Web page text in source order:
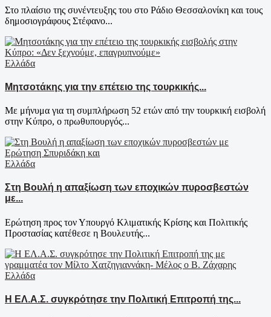
Στο πλαίσιο της συνέντευξης του στο Ράδιο Θεσσαλονίκη και τους
δημοσιογράφους Στέφανο...
Ελλάδα
Μητσοτάκης για την επέτειο της τουρκικής...
Με μήνυμα για τη συμπλήρωση 52 ετών από την τουρκική εισβολή
στην Κύπρο, ο πρωθυπουργός...
Ελλάδα
Στη Βουλή η απαξίωση των εποχικών πυροσβεστών
με...
Ερώτηση προς τον Υπουργό Κλιματικής Κρίσης και Πολιτικής
Προστασίας κατέθεσε η Βουλευτής...
Ελλάδα
Η ΕΛ.Α.Σ. συγκρότησε την Πολιτική Επιτροπή της...